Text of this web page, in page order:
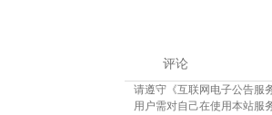
评论
请遵守《互联网电子公告服
用户需对自己在使用本站服